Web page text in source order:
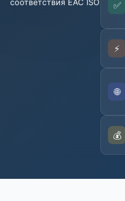
✅
⚡
🌐
💰